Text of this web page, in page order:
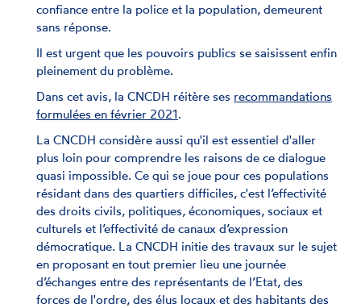
confiance entre la police et la population, demeurent
sans réponse.
Il est urgent que les pouvoirs publics se saisissent enfin
pleinement du problème.
Dans cet avis, la CNCDH réitère ses recommandations
formulées en février 2021.
La CNCDH considère aussi qu'il est essentiel d'aller
plus loin pour comprendre les raisons de ce dialogue
quasi impossible. Ce qui se joue pour ces populations
résidant dans des quartiers difficiles, c'est l’effectivité
des droits civils, politiques, économiques, sociaux et
culturels et l’effectivité de canaux d’expression
démocratique. La CNCDH initie des travaux sur le sujet
en proposant en tout premier lieu une journée
d’échanges entre des représentants de l’Etat, des
forces de l'ordre, des élus locaux et des habitants des